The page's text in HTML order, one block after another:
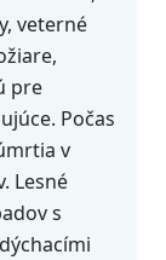
veterné
pre
Počas
v
Lesné
s